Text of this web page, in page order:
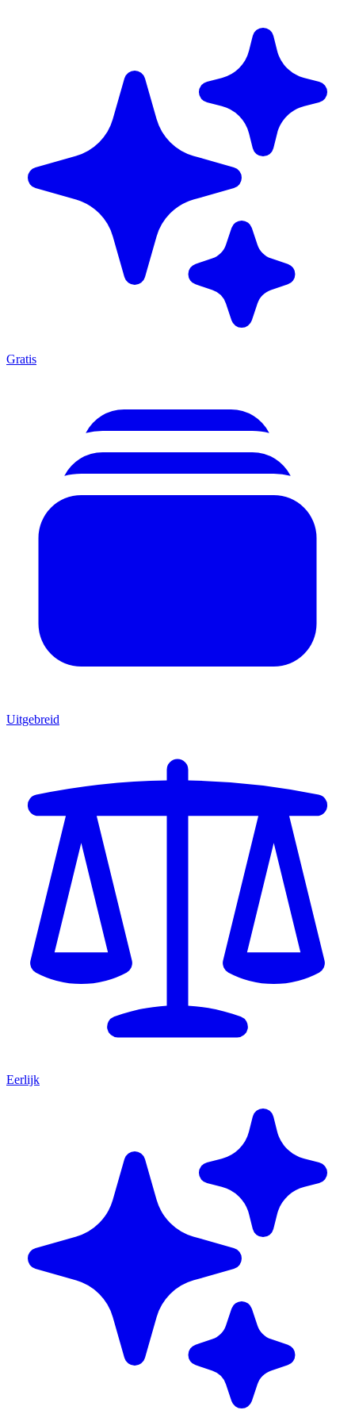
Gratis
Uitgebreid
Eerlijk